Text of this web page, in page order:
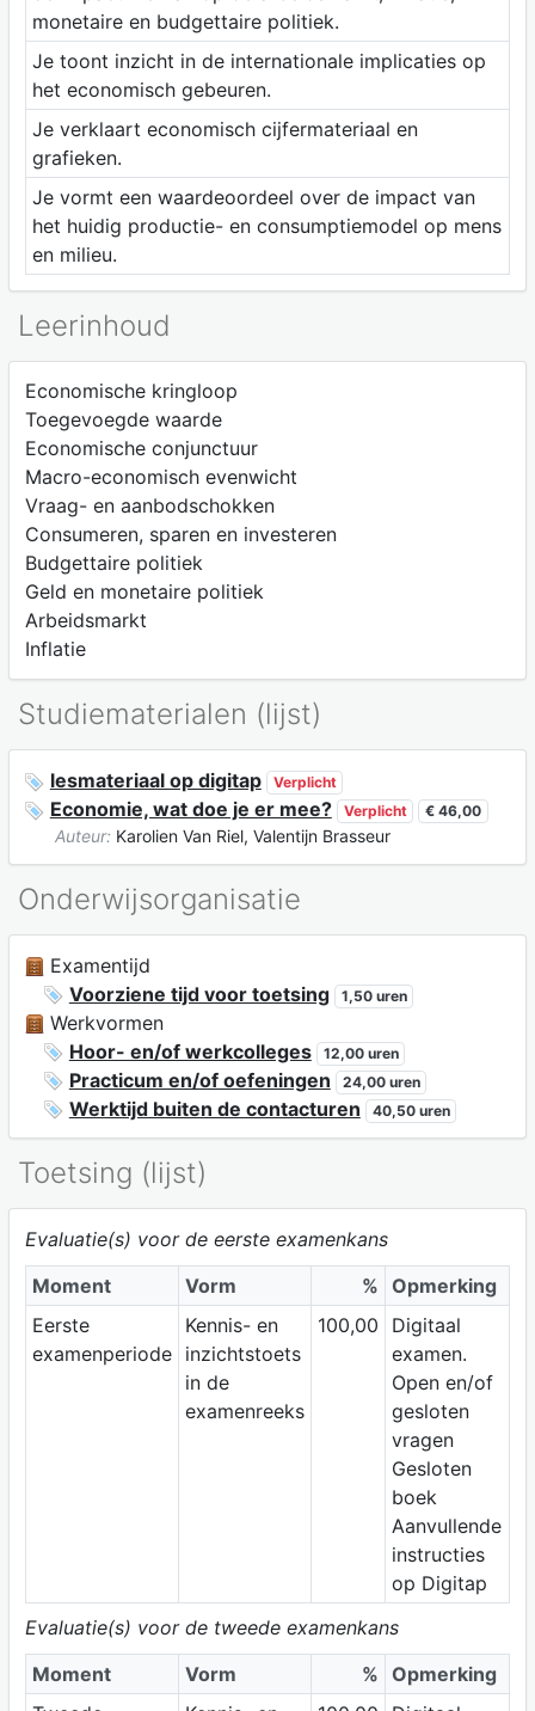
monetaire en budgettaire politiek.
Je toont inzicht in de internationale implicaties op
het economisch gebeuren.
Je verklaart economisch cijfermateriaal en
grafieken.
Je vormt een waardeoordeel over de impact van
het huidig productie- en consumptiemodel op mens
en milieu.
Leerinhoud
Economische kringloop
Toegevoegde waarde
Economische conjunctuur
Macro-economisch evenwicht
Vraag- en aanbodschokken
Consumeren, sparen en investeren
Budgettaire politiek
Geld en monetaire politiek
Arbeidsmarkt
Inflatie
Studiematerialen (lijst)
lesmateriaal op digitap Verplicht
Economie, wat doe je er mee? Verplicht € 46,00
Auteur: Karolien Van Riel, Valentijn Brasseur
Onderwijsorganisatie
Examentijd
Voorziene tijd voor toetsing
1,50 uren
Werkvormen
Hoor- en/of werkcolleges
12,00 uren
Practicum en/of oefeningen 24,00 uren
Werktijd buiten de contacturen 40,50 uren
Toetsing (lijst)
Evaluatie(s) voor de eerste examenkans
Moment
Vorm % Opmerking
Eerste
examenperiode
Kennis- en
inzichtstoets
in de
examenreeks
100,00
Digitaal
examen.
Open en/of
gesloten
vragen
Gesloten
boek
Aanvullende
instructies
op Digitap
Evaluatie(s) voor de tweede examenkans
Moment
Vorm % Opmerking